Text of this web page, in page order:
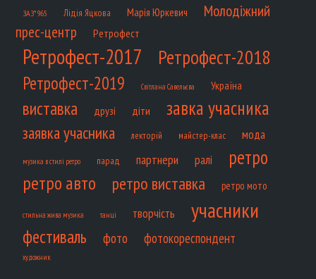
ЗАЗ*965 Лідія Яцкова Марія Юркевич
Молодіжний
прес-центр
Ретрофест
Ретрофест-2017 Ретрофест-2018
Ретрофест-2019 Світлана Савельєва Україна
виставка друзі діти завка учасника
заявка учасника лекторій майстер-клас мода
музика в стилі ретро парад партнери ралі ретро
ретро авто ретро виставка ретро мото
стильна жива музика танці творчість учасники
фестиваль фото фотокореспондент
художник